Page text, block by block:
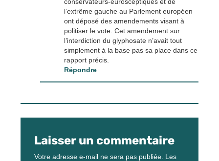
l’extrême gauche au Parlement européen
ont déposé des amendements visant à
politiser le vote. Cet amendement sur
l’interdiction du glyphosate n’avait tout
simplement à la base pas sa place dans ce
rapport précis.
Répondre
Laisser un commentaire
Votre adresse e-mail ne sera pas publiée. Les